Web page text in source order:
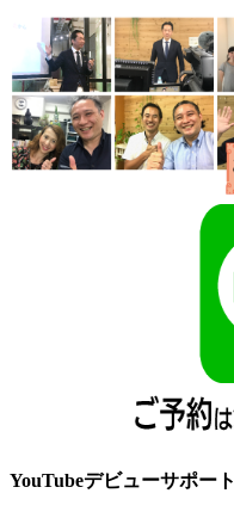
YouTubeデビューサポー